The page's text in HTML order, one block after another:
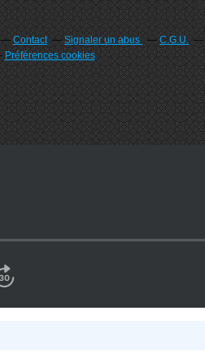
Contact Signaler un abus C.G.U.
Préférences cookies